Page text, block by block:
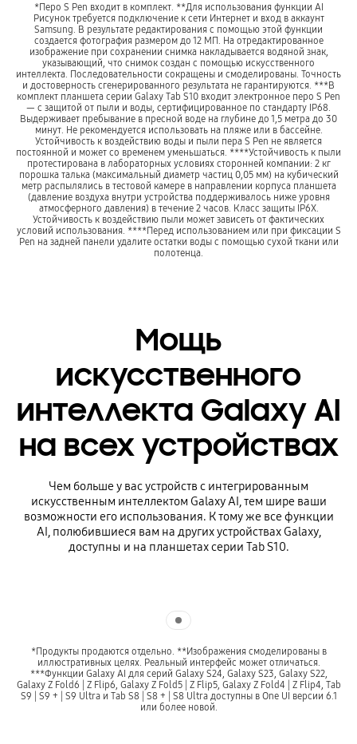
*Перо S Pen входит в комплект. **Для использования функции AI
Рисунок требуется подключение к сети Интернет и вход в аккаунт
Samsung. В результате редактирования с помощью этой функции
создается фотография размером до 12 МП. На отредактированное
изображение при сохранении снимка накладывается водяной знак,
указывающий, что снимок создан с помощью искусственного
интеллекта. Последовательности сокращены и смоделированы. Точность
и достоверность сгенерированного результата не гарантируются. ***В
комплект планшета серии Galaxy Tab S10 входит электронное перо S Pen
— с защитой от пыли и воды, сертифицированное по стандарту IP68.
Выдерживает пребывание в пресной воде на глубине до 1,5 метра до 30
минут. Не рекомендуется использовать на пляже или в бассейне.
Устойчивость к воздействию воды и пыли пера S Pen не является
постоянной и может со временем уменьшаться. ****Устойчивость к пыли
протестирована в лабораторных условиях сторонней компании: 2 кг
порошка талька (максимальный диаметр частиц 0,05 мм) на кубический
метр распылялись в тестовой камере в направлении корпуса планшета
(давление воздуха внутри устройства поддерживалось ниже уровня
атмосферного давления) в течение 2 часов. Класс защиты IP6X.
Устойчивость к воздействию пыли может зависеть от фактических
условий использования. ****Перед использованием или при фиксации S
Pen на задней панели удалите остатки воды с помощью сухой ткани или
полотенца.
Мощь
искусственного
интеллекта Galaxy AI
на всех устройствах
Чем больше у вас устройств с интегрированным
искусственным интеллектом Galaxy AI, тем шире ваши
возможности его использования. К тому же все функции
AI, полюбившиеся вам на других устройствах Galaxy,
доступны и на планшетах серии Tab S10.
*Продукты продаются отдельно. **Изображения смоделированы в
иллюстративных целях. Реальный интерфейс может отличаться.
***Функции Galaxy AI для серий Galaxy S24, Galaxy S23, Galaxy S22,
Galaxy Z Fold6 | Z Flip6, Galaxy Z Fold5 | Z Flip5, Galaxy Z Fold4 | Z Flip4, Tab
S9 | S9 + | S9 Ultra и Tab S8 | S8 + | S8 Ultra доступны в One UI версии 6.1
или более новой.